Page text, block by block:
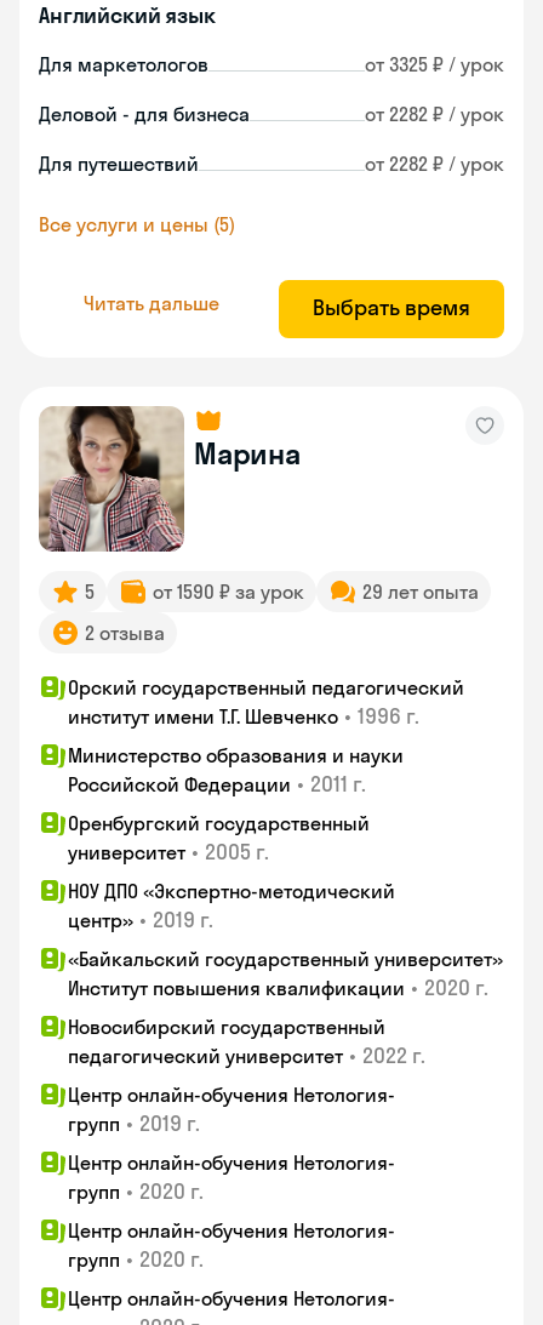
Английский язык
Для маркетологов от 3325 ₽ / урок
Деловой - для бизнеса от 2282 ₽ / урок
Для путешествий от 2282 ₽ / урок
Все услуги и цены (5)
Читать дальше Выбрать время
Марина
5 от 1590 ₽ за урок
29 лет опыта
2 отзыва
Орский государственный педагогический
институт имени Т.Г. Шевченко • 1996 г.
Министерство образования и науки
Российской Федерации • 2011 г.
Оренбургский государственный
университет • 2005 г.
НОУ ДПО «Экспертно-методический
центр» • 2019 г.
«Байкальский государственный университет»
Институт повышения квалификации • 2020 г.
Новосибирский государственный
педагогический университет • 2022 г.
Центр онлайн-обучения Нетология-
групп • 2019 г.
Центр онлайн-обучения Нетология-
групп • 2020 г.
Центр онлайн-обучения Нетология-
групп • 2020 г.
Центр онлайн-обучения Нетология-